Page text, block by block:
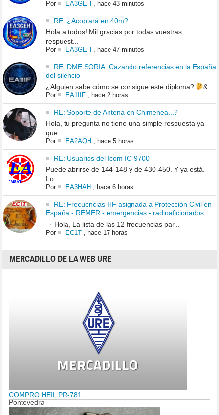
Por EA3GEH, hace 43 minutos
RE: ¿Acoplará en 40m?
Hola a todos! Mil gracias por todas vuestras
respuest...
Por EA3GEH, hace 47 minutos
RE: DME SORIA: Cazando referencias en la España
del silencio
¿Alguien sabe cómo se consigue este diploma?
&...
Por EA1IIF, hace 2 horas
RE: Soporte de Antena en Chimenea...?
Hola, tu pregunta no tiene una simple respuesta ya
que ...
Por EA2AQH, hace 5 horas
RE: Usuarios del Icom IC-9700
Puede abrirse de 144-148 y de 430-450. Y ya está.
Lo...
Por EA3HAH, hace 6 horas
RE: Frecuencias HF asignada a Protección Civil en
España - REMER - emergencias - radioaficionados
· Hola, La lista de las 12 frecuencias par...
Por EC1T, hace 17 horas
MERCADILLO DE LA WEB URE
COMPRO HEIL PR-781
Pontevedra